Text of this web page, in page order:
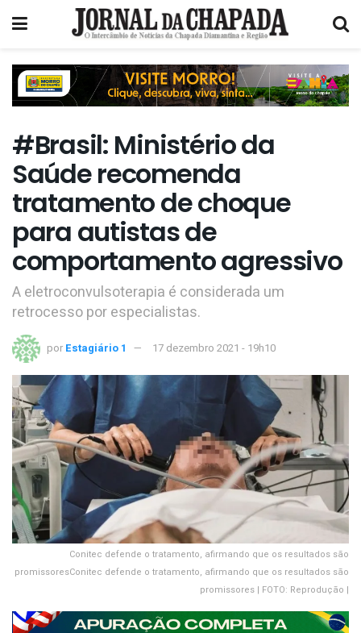
#Brasil: Ministério da
Saúde recomenda
tratamento de choque
para autistas de
comportamento agressivo
A eletroconvulsoterapia é considerada um
retrocesso por especialistas.
por Estagiário 1 17 dezembro 2021 - 19h10
Conitec defende o tratamento, afirmando que os resultados são
promissoresConitec defende o tratamento, afirmando que os resultados são
promissores | FOTO: Reprodução |